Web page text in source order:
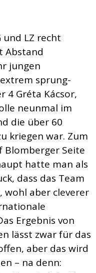
und LZ recht
Abstand
jungen
sprung-
4 Gréta Kácsor,
neunmal im
die über 60
kriegen war. Zum
Blomberger Seite
hatte man als
dass das Team
wohl aber cleverer
Ergebnis von
lässt zwar für das
aber das wird
– na denn: